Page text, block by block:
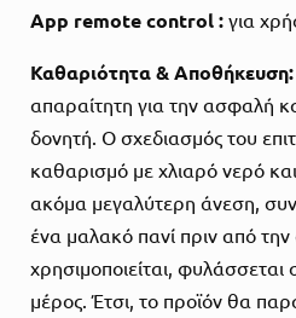
App remote control : για
Καθαριότητα & Αποθήκευση:
απαραίτητη για την ασφαλή
δονητή. Ο σχεδιασμός του
καθαρισμό με χλιαρό νερό
ακόμα μεγαλύτερη άνεση,
ένα μαλακό πανί πριν από
χρησιμοποιείται,
μέρος. Έτσι, το προϊόν θα